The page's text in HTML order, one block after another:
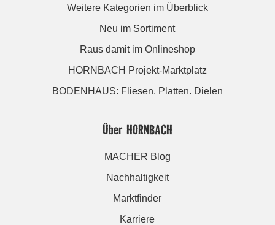
Weitere Kategorien im Überblick
Neu im Sortiment
Raus damit im Onlineshop
HORNBACH Projekt-Marktplatz
BODENHAUS: Fliesen. Platten. Dielen
Über HORNBACH
MACHER Blog
Nachhaltigkeit
Marktfinder
Karriere